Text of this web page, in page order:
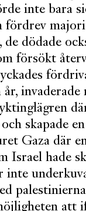
inte bara
fördrev
de dödade
försökt
invaderade
skapade
Gaza där
Israel hade
inte
att